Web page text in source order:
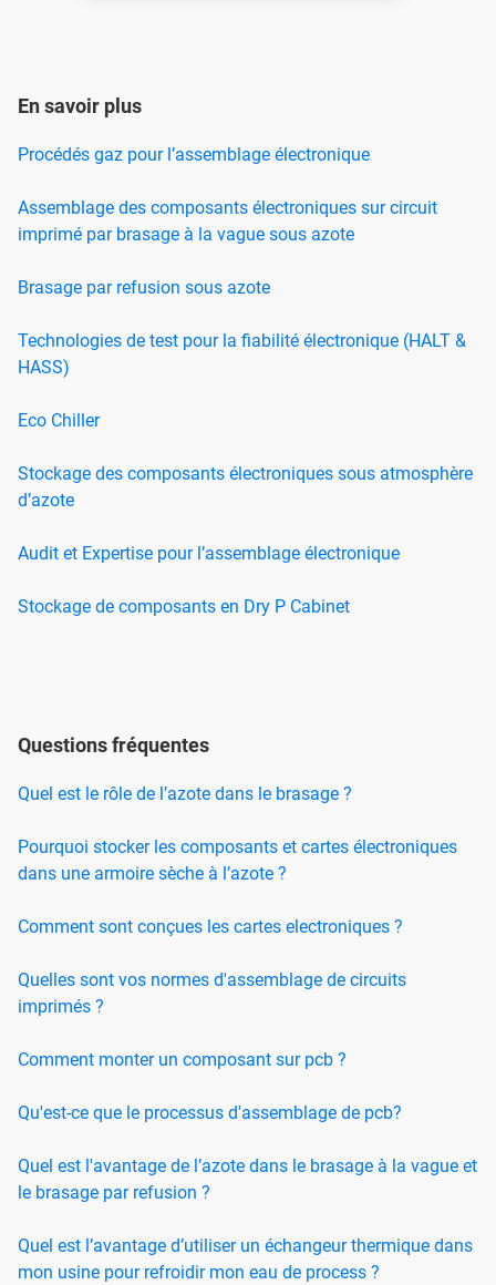
En savoir plus
Procédés gaz pour l’assemblage électronique
Assemblage des composants électroniques sur circuit
imprimé par brasage à la vague sous azote
Brasage par refusion sous azote
Technologies de test pour la fiabilité électronique (HALT &
HASS)
Eco Chiller
Stockage des composants électroniques sous atmosphère
d’azote
Audit et Expertise pour l’assemblage électronique
Stockage de composants en Dry P Cabinet
Questions fréquentes
Quel est le rôle de l’azote dans le brasage ?
Pourquoi stocker les composants et cartes électroniques
dans une armoire sèche à l’azote ?
Comment sont conçues les cartes electroniques ?
Quelles sont vos normes d'assemblage de circuits
imprimés ?
Comment monter un composant sur pcb ?
Qu'est-ce que le processus d'assemblage de pcb?
Quel est l'avantage de l’azote dans le brasage à la vague et
le brasage par refusion ?
Quel est l’avantage d’utiliser un échangeur thermique dans
mon usine pour refroidir mon eau de process ?